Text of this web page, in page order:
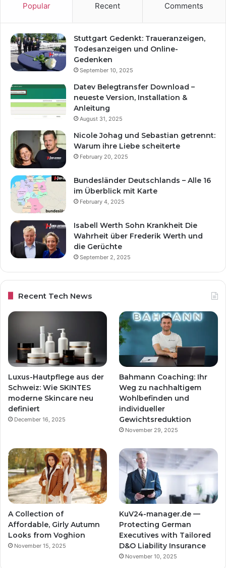
Popular Recent Comments
Stuttgart Gedenkt: Traueranzeigen,
Todesanzeigen und Online-
Gedenken
September 10, 2025
Datev Belegtransfer Download –
neueste Version, Installation &
Anleitung
August 31, 2025
Nicole Johag und Sebastian getrennt:
Warum ihre Liebe scheiterte
February 20, 2025
Bundesländer Deutschlands – Alle 16
im Überblick mit Karte
February 4, 2025
Isabell Werth Sohn Krankheit Die
Wahrheit über Frederik Werth und
die Gerüchte
September 2, 2025
Recent Tech News
Luxus-Hautpflege aus der
Schweiz: Wie SKINTES
moderne Skincare neu
definiert
December 16, 2025
Bahmann Coaching: Ihr
Weg zu nachhaltigem
Wohlbefinden und
individueller
Gewichtsreduktion
November 29, 2025
A Collection of
Affordable, Girly Autumn
Looks from Voghion
November 15, 2025
KuV24-manager.de —
Protecting German
Executives with Tailored
D&O Liability Insurance
November 10, 2025